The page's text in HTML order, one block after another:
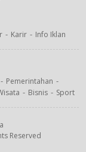
Karir Info Iklan
Pemerintahan
Bisnis Sport
Reserved